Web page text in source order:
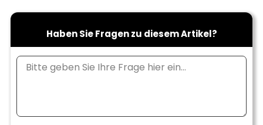
Haben Sie Fragen zu diesem Artikel?